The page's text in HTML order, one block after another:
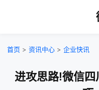
首页 > 资讯中心 > 企业快讯
进攻思路!微信